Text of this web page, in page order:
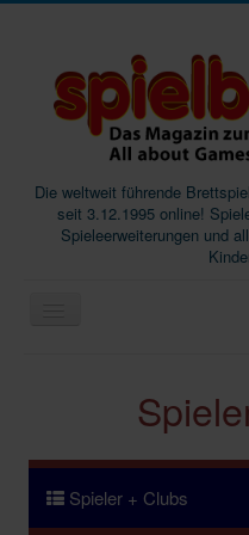
Die weltweit führende
seit 3.12.1995 online!
Spieleerweiterungen und
Podcast
Spieler + Clubs